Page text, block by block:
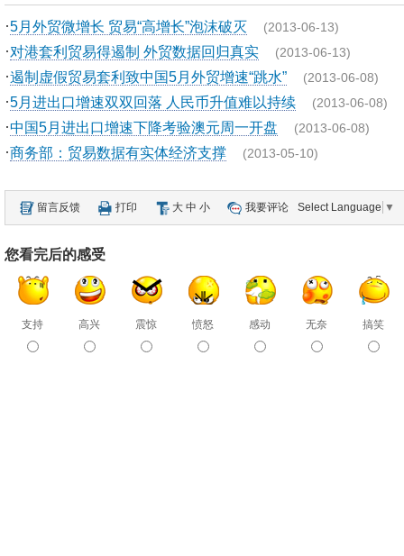
·5月外贸微增长 贸易“高增长”泡沫破灭 (2013-06-13)
·对港套利贸易得遏制 外贸数据回归真实 (2013-06-13)
·遏制虚假贸易套利致中国5月外贸增速“跳水” (2013-06-08)
·5月进出口增速双双回落 人民币升值难以持续 (2013-06-08)
·中国5月进出口增速下降考验澳元周一开盘 (2013-06-08)
·商务部：贸易数据有实体经济支撑 (2013-05-10)
留言反馈 打印 大 中 小 我要评论 Select Language ▼
您看完后的感受
支持 高兴 震惊 愤怒 感动 无奈 搞笑